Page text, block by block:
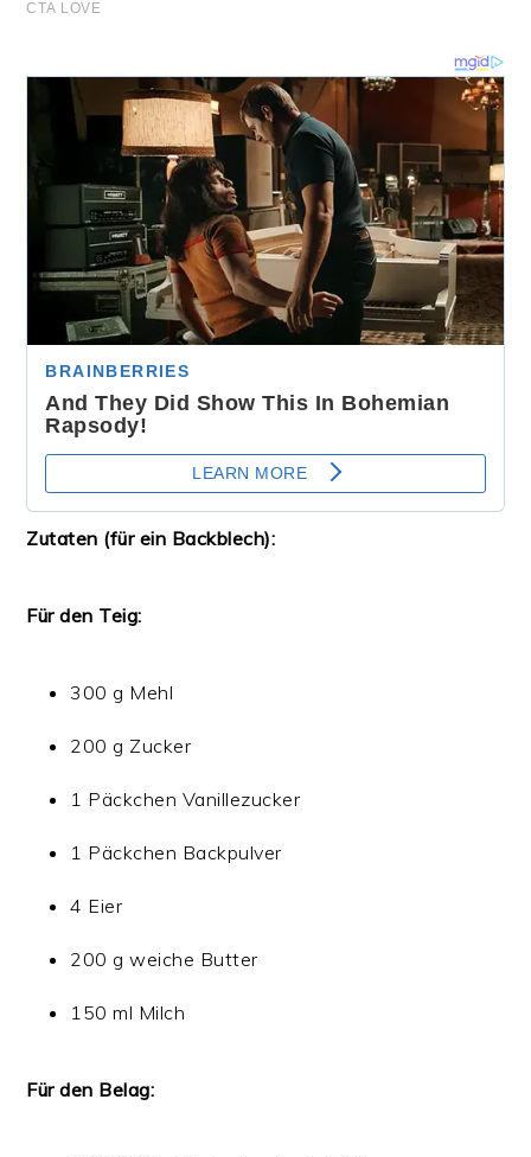
Zutaten (für ein Backblech):
Für den Teig:
300 g Mehl
200 g Zucker
1 Päckchen Vanillezucker
1 Päckchen Backpulver
4 Eier
200 g weiche Butter
150 ml Milch
Für den Belag: